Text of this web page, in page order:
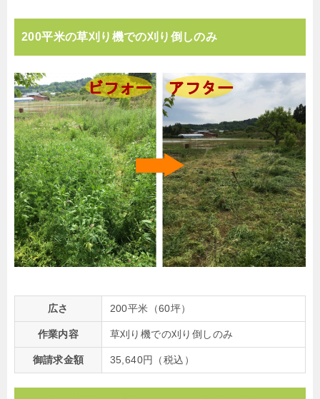
200平米の草刈り機での刈り倒しのみ
広さ 200平米（60坪）
作業内容 草刈り機での刈り倒しのみ
御請求金額 35,640円（税込）